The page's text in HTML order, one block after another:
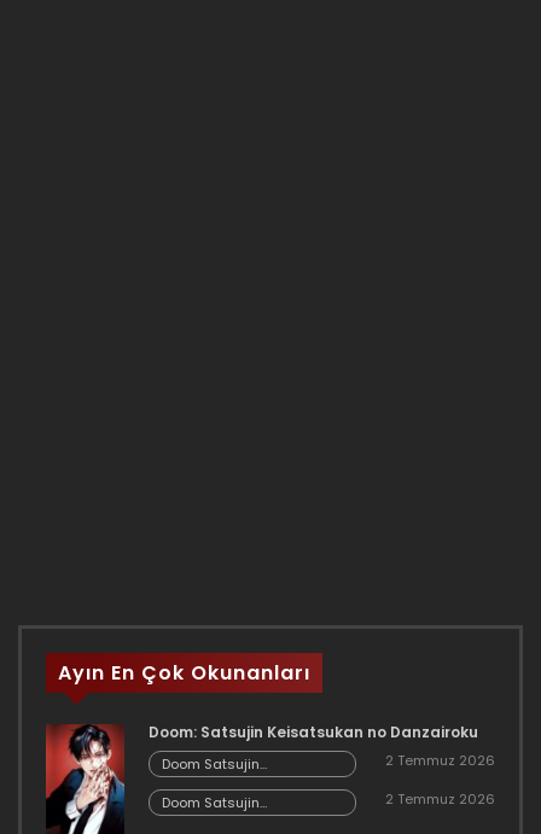
Ayın En Çok Okunanları
Doom: Satsujin Keisatsukan no Danzairoku
Doom Satsujin
Keisatsukan no
Danzairoku 06.02
2 Temmuz 2026
Doom Satsujin
Keisatsukan no
2 Temmuz 2026